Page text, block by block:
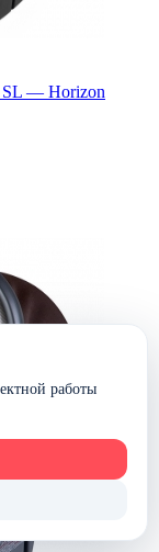
SL — Horizon
работы